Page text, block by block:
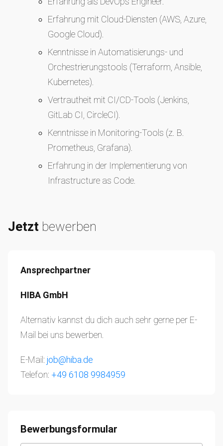
Erfahrung mit Cloud-Diensten (AWS, Azure,
Google Cloud).
Kenntnisse in Automatisierungs- und
Orchestrierungstools (Terraform, Ansible,
Kubernetes).
Vertrautheit mit CI/CD-Tools (Jenkins,
GitLab CI, CircleCI).
Kenntnisse in Monitoring-Tools (z. B.
Prometheus, Grafana).
Erfahrung in der Implementierung von
Infrastructure as Code.
Jetzt bewerben
Ansprechpartner
HIBA GmbH
Alternativ kannst du dich auch sehr gerne per E-
Mail bei uns bewerben.
E-Mail: job@hiba.de
Telefon: +49 6108 9984959
Bewerbungsformular